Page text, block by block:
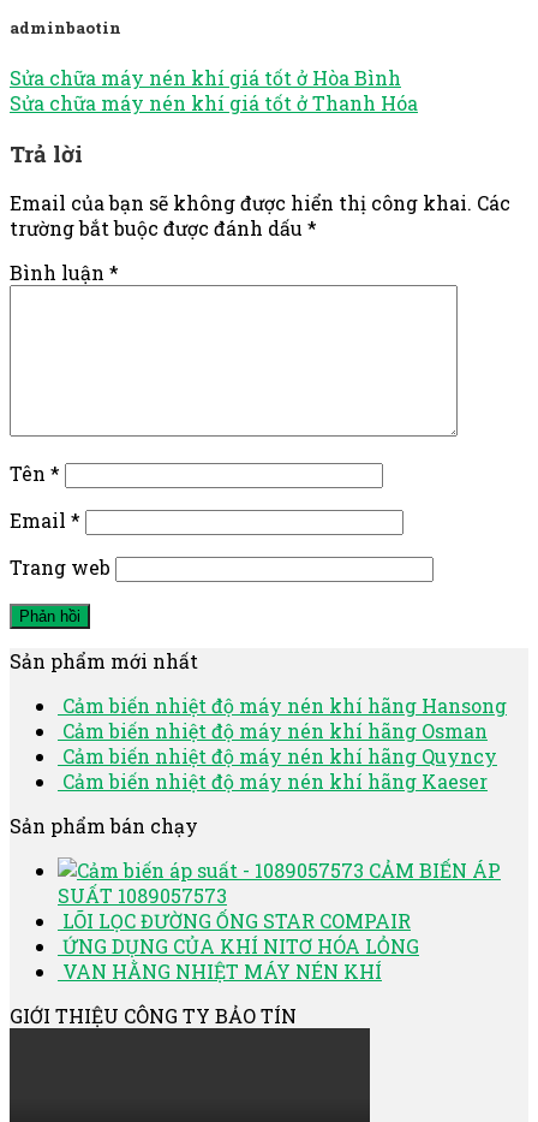
adminbaotin
Sửa chữa máy nén khí giá tốt ở Hòa Bình
Sửa chữa máy nén khí giá tốt ở Thanh Hóa
Trả lời
Email của bạn sẽ không được hiển thị công khai. Các
trường bắt buộc được đánh dấu *
Bình luận *
Tên *
Email *
Trang web
Sản phẩm mới nhất
Cảm biến nhiệt độ máy nén khí hãng Hansong
Cảm biến nhiệt độ máy nén khí hãng Osman
Cảm biến nhiệt độ máy nén khí hãng Quyncy
Cảm biến nhiệt độ máy nén khí hãng Kaeser
Sản phẩm bán chạy
CẢM BIẾN ÁP
SUẤT 1089057573
LÕI LỌC ĐƯỜNG ỐNG STAR COMPAIR
ỨNG DỤNG CỦA KHÍ NITƠ HÓA LỎNG
VAN HẰNG NHIỆT MÁY NÉN KHÍ
GIỚI THIỆU CÔNG TY BẢO TÍN